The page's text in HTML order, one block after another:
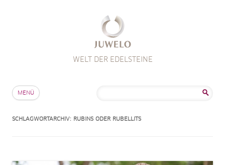
WELT DER EDELSTEINE
MENÜ
SCHLAGWORTARCHIV: RUBINS ODER RUBELLITS